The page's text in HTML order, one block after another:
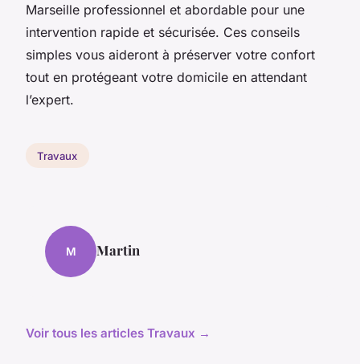
Marseille professionnel et abordable pour une
intervention rapide et sécurisée. Ces conseils
simples vous aideront à préserver votre confort
tout en protégeant votre domicile en attendant
l’expert.
Travaux
M Martin
Voir tous les articles Travaux →